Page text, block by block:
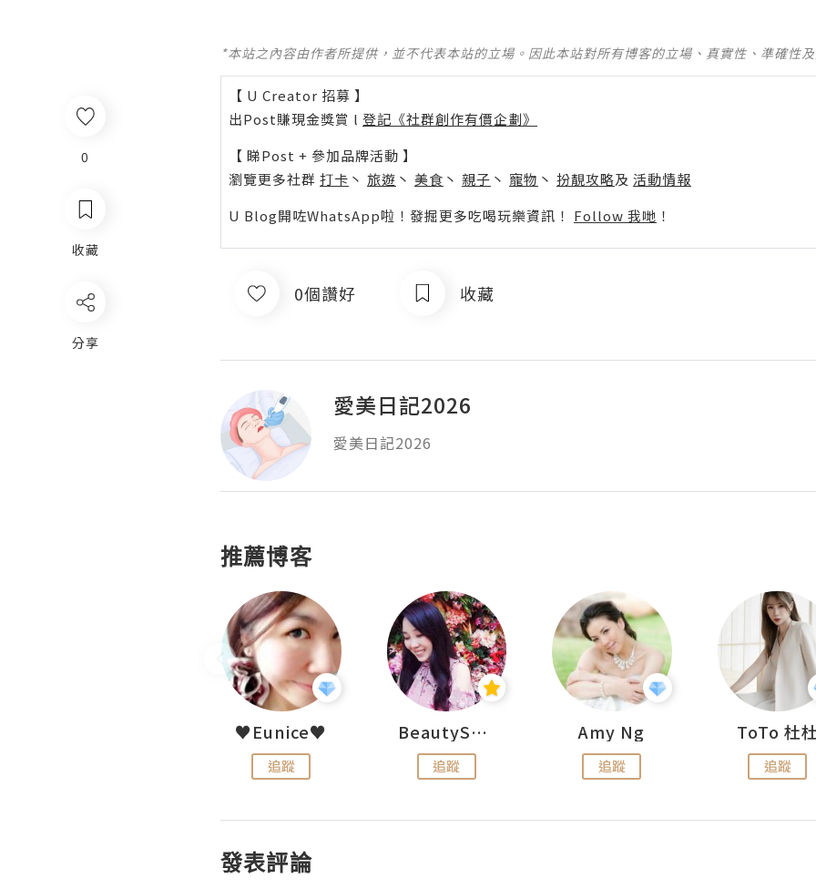
0
收藏
分享
*本站之內容由作者所提供，並不代表本站的立場。因此本站對所有博客的立場、真實性、準確性
【 U Creator 招募 】
出Post賺現金獎賞 l 登記《社群創作有價企劃》
【 睇Post + 參加品牌活動 】
瀏覽更多社群 打卡 丶 旅遊 丶 美食 丶 親子 丶 寵物 丶 扮靚攻略及 活動情報
U Blog開咗WhatsApp啦！發掘更多吃喝玩樂資訊！ Follow 我哋 ！
0個讚好 收藏
愛美日記2026
愛美日記2026
推薦博客
♥Eunice♥
追蹤
BeautySearch
追蹤
Amy Ng
追蹤
ToTo 杜
追蹤
發表評論